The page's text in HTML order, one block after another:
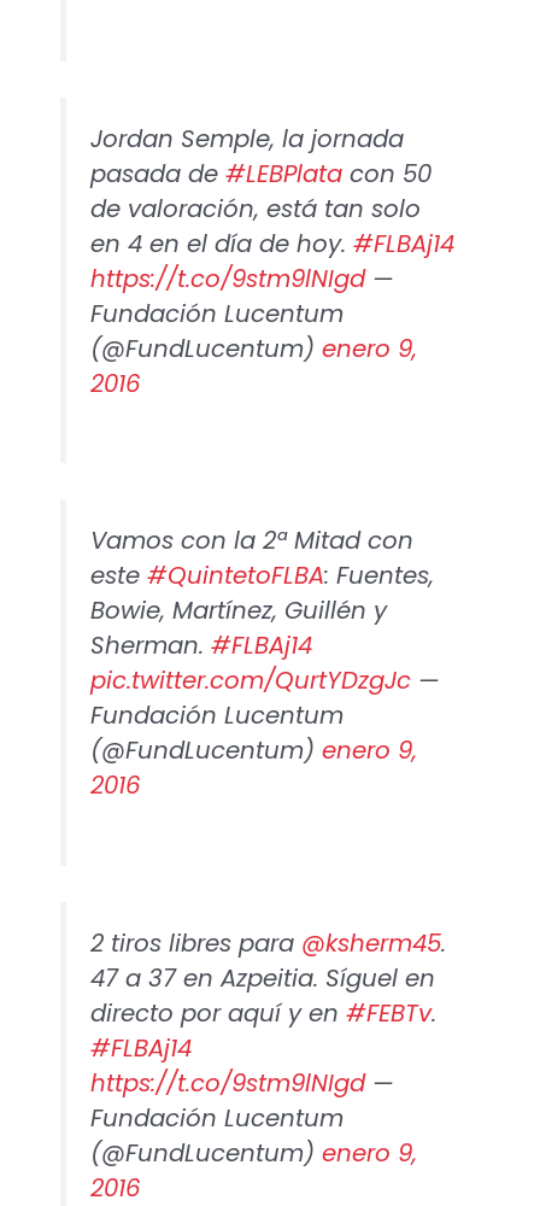
Jordan Semple, la jornada
pasada de #LEBPlatacon 50
de valoración, está tan solo
en 4 en el día de hoy. #FLBAj14
https://t.co/9stm9lNIgd—
Fundación Lucentum
(@FundLucentum) enero 9,
2016
Vamos con la 2ª Mitad con
este #QuintetoFLBA: Fuentes,
Bowie, Martínez, Guillén y
Sherman. #FLBAj14
pic.twitter.com/QurtYDzgJc—
Fundación Lucentum
(@FundLucentum) enero 9,
2016
2 tiros libres para @ksherm45.
47 a 37 en Azpeitia. Síguel en
directo por aquí y en #FEBTv.
#FLBAj14
https://t.co/9stm9lNIgd—
Fundación Lucentum
(@FundLucentum) enero 9,
2016